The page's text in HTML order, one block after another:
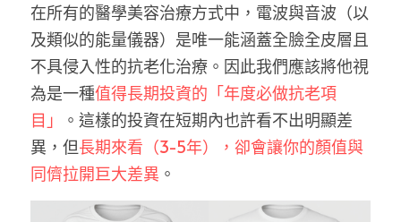
在所有的醫學美容治療方式中，電波與音波（以
及類似的能量儀器）是唯一能涵蓋全臉全皮層且
不具侵入性的抗老化治療。因此我們應該將他視
為是一種值得長期投資的「年度必做抗老項
目」
。這樣的投資在短期內也許看不出明顯差
異，但長期來看（3-5年），卻會讓你的顏值與
同儕拉開巨大差異 。